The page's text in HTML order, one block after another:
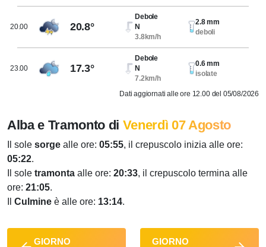
20.00 20.8°
Debole
N
3.8km/h
2.8 mm
deboli
23.00 17.3°
Debole
N
7.2km/h
0.6 mm
isolate
Dati aggiornati alle ore 12.00 del 05/08/2026
Alba e Tramonto di Venerdì 07 Agosto
Il sole sorge alle ore: 05:55, il crepuscolo inizia alle ore:
05:22.
Il sole tramonta alle ore: 20:33, il crepuscolo termina alle
ore: 21:05.
Culmine è alle ore: 13:14.
GIORNO
GIORNO